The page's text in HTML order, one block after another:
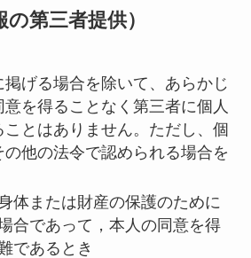
第三者提供）
げる場合を除いて、あらかじ
を得ることなく第三者に個人
とはありません。ただし、個
の他の法令で認められる場合を
体または財産の保護のために
合であって，本人の同意を得
であるとき